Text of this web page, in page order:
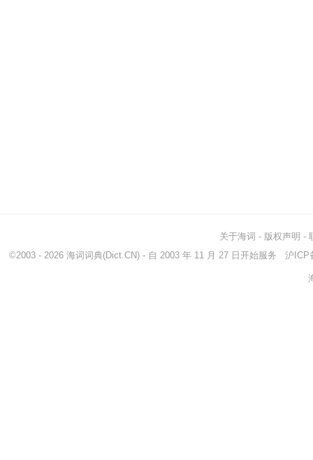
关于海词 - 版权声明 -
©2003 - 2026 海词词典(Dict.CN) - 自 2003 年 11 月 27 日开始服务 沪ICP